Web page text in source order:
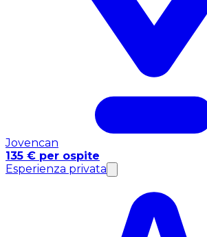
Jovencan
135 € per ospite
Esperienza privata